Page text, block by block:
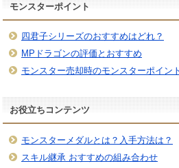
モンスターポイント
四君子シリーズのおすすめはどれ？
MPドラゴンの評価とおすすめ
モンスター売却時のモンスターポイント
お役立ちコンテンツ
モンスターメダルとは？入手方法は？
スキル継承 おすすめの組み合わせ